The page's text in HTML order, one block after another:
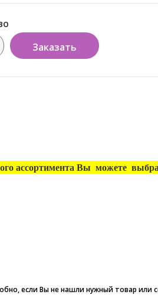
ассортимента Вы можете
если Вы не нашли нужный товар или